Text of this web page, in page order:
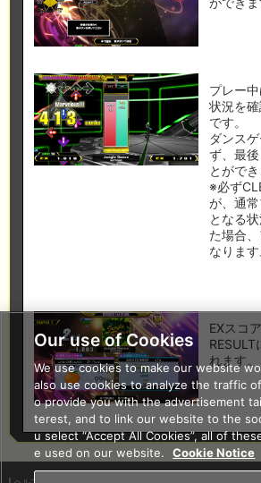
プレー
状況を
です。
ダンス
ず、最
とができ
※必ず
が、通
となる
た場合
なります
EXスコ
RESULT
れます。
Our use of Cookies
We use cookies to make our website
also use cookies to analyze the traffic
o provide you with the advertisement
terest, and to link our website to the
u select “Accept All Cookies”, all of
e used on our website.
Cookie Notice